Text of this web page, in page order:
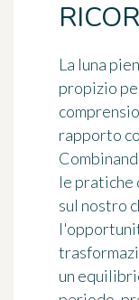
La luna
propizio
rapporto
le pratiche
sul nostro
un